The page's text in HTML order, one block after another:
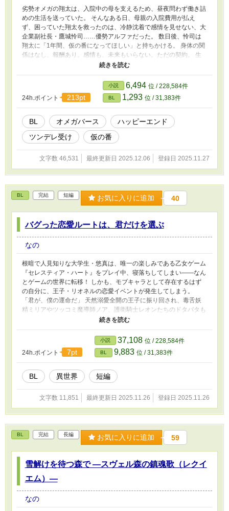
劣勢オメガの翔太は、入院中の母を支えるため、昼夜問わず働き詰
めの生活を送っていた。 そんなある日、母親の入院費用が払え
ず、困っていた翔太を救ったのは、冷静沈着で感情を見せない、大
企業副社長・鷹城怜司……優勢アルファだった。 数日後、怜司は
翔太に「1年間、仮の番になってほしい」と持ちかける。 身体の関
係はなし、報酬あり。感情も、未来もいらない。ただの契約。 生
活のために翔太はその条件を受け入れるが、理性的で無表情なはず
の怜司が、ふとした瞬間に見せる優しさに、次第に心が揺らいでい
く。 これはただの契約のはずだった。 愛なんて、最初からあるわ
けがなかった。 けれど……二人の距離が近づくたびに、仮である
はずの関係は、静かに熱を帯びていく。 ツンデレなオメガと、理
性を装うアルファ。 これは、仮のはずだった番契約から始まる、
運命以上の恋の物語。
24h.ポイント 213pt
小説 6,494 位 / 228,584件
BL 1,293 位 / 31,383件
BL オメガバース
ハッピーエンド
ツンデレ受け
仮の番
文字数 46,531 最終更新日 2025.12.06 登録日 2025.11.27
BL 完結 短編 お気に入りに追加 40
バグった恋愛ルートは、君だけを選ぶ
なの
根暗で人見知りな大学生・悠真は、唯一の楽しみである乙女ゲーム
『セレスティア・ハート』をプレイ中、寝落ちしてしまい――なん
とゲームの世界に転移！ しかも、モブキャラとして存在するはず
の自分に、王子・リオネルの恋愛イベントが発生してしまう。
「君が、僕の運命だ」 天然溺愛全開の王子に振り回され、毒舌妖
精ミリアやツッコミ魔導師ノア、護衛騎士レオンたちのドタバタも
巻き込まれながら、悠真は次第に自分が選ばれた理由を知る――。
それは、バグ？偶然？ それとも運命なのか―― 現実にはありえな
24h.ポイント 7pt
小説 37,108 位 / 228,584件
BL 9,883 位 / 31,383件
BL 異世界 短編
文字数 11,851 最終更新日 2025.11.26 登録日 2025.11.26
BL 完結 長編 お気に入りに追加 59
雪解けを待つ森で ―スヴェル森の鎮魂歌（レクイ
エム）―
なの